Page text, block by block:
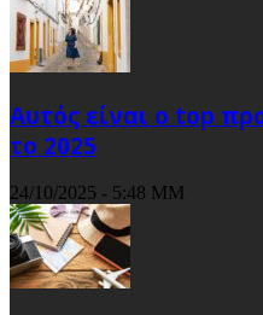
Αυτός είναι ο top
το 2025
24/10/2025 - 5:48 ΜΜ